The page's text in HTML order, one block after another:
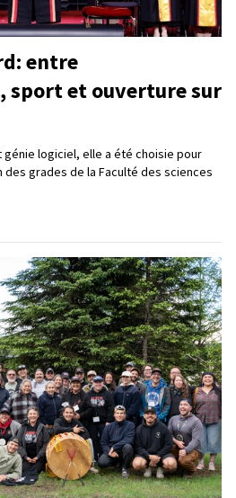
entre
sport et ouverture sur
logiciel, elle a été choisie pour
grades de la Faculté des sciences